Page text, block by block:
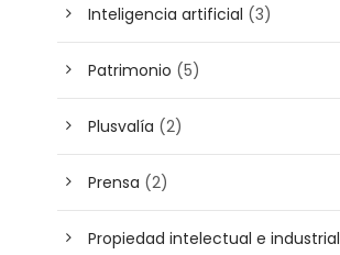
Inteligencia artificial (3)
Patrimonio (5)
Plusvalía (2)
Prensa (2)
Propiedad intelectual e industrial